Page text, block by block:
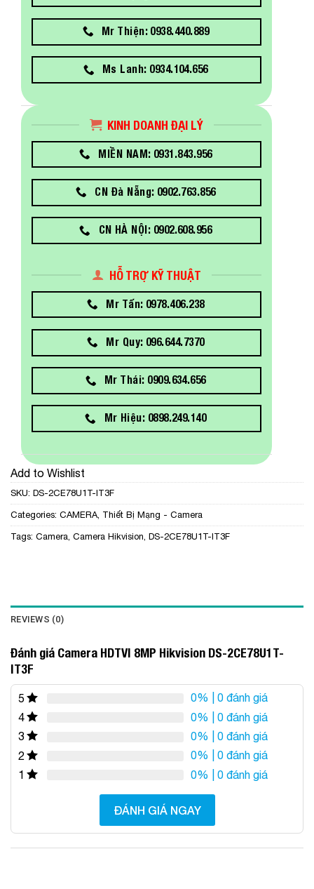
Mr Thiện: 0938.440.889
Ms Lanh: 0934.104.656
KINH DOANH ĐẠI LÝ
MIỀN NAM: 0931.843.956
CN Đà Nẵng: 0902.763.856
CN HÀ NỘI: 0902.608.956
HỖ TRỢ KỸ THUẬT
Mr Tấn: 0978.406.238
Mr Quy: 096.644.7370
Mr Thái: 0909.634.656
Mr Hiệu: 0898.249.140
Add to Wishlist
SKU: DS-2CE78U1T-IT3F
Categories: CAMERA Thiết Bị Mạng - Camera
Tags: Camera Camera Hikvision DS-2CE78U1T-IT3F
REVIEWS (0)
Đánh giá Camera HDTVI 8MP Hikvision DS-2CE78U1T-
IT3F
5 0% | 0 đánh giá
4
0% | 0 đánh giá
3
0% | 0 đánh giá
2
0% | 0 đánh giá
1
0% | 0 đánh giá
ĐÁNH GIÁ NGAY